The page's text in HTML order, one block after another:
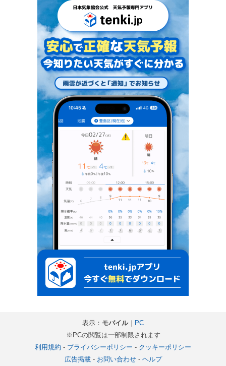
表示： モバイル｜ PC
※PCの閲覧は一部制限されます
利用規約 - プライバシーポリシー - クッキーポリシー
広告掲載- お問い合わせ- ヘルプ